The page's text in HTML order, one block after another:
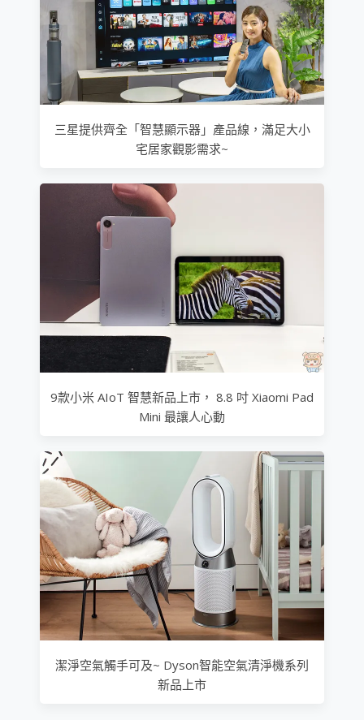
三星提供齊全「智慧顯示器」產品線，滿足大小
宅居家觀影需求~
9款小米 AIoT 智慧新品上市， 8.8 吋 Xiaomi Pad
Mini 最讓人心動
潔淨空氣觸手可及~ Dyson智能空氣清淨機系列
新品上市